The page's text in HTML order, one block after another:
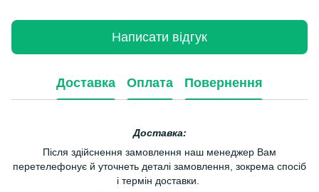
Написати відгук
Доставка Оплата Повернення
Доставка:
Після здійснення замовлення наш менеджер Вам
перетелефонує й уточнеть деталі замовлення, зокрема спосіб
і термін доставки.